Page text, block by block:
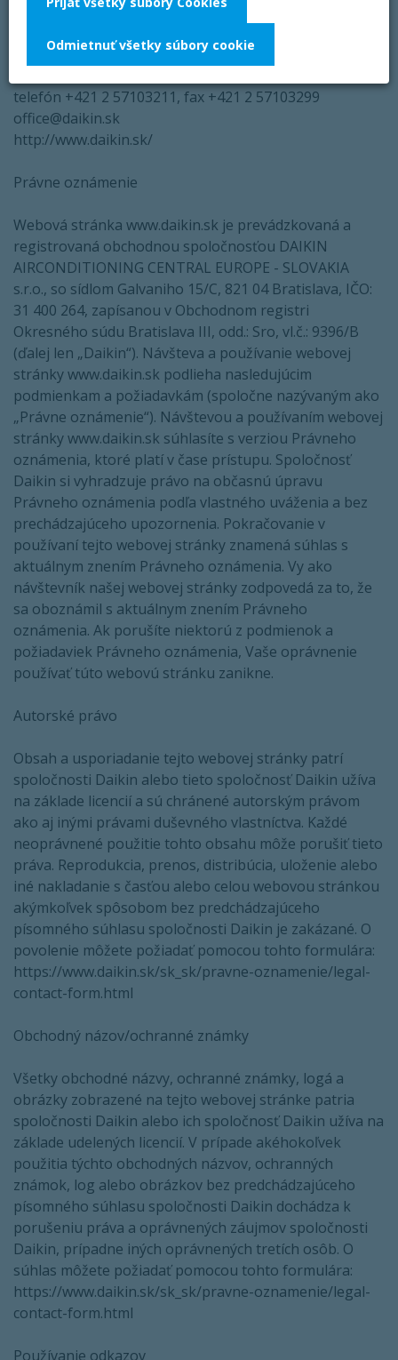
sídlo Galvaniho ul 15/C, 821 04 Bratislava
súdu Bratislava III
telefón +421 2 57103211, fax +421 2 57103299
office@daikin.sk
http://www.daikin.sk/
Právne oznámenie
Webová stránka www.daikin.sk je prevádzkovaná a
registrovaná obchodnou spoločnosťou DAIKIN
AIRCONDITIONING CENTRAL EUROPE - SLOVAKIA
s.r.o., so sídlom Galvaniho 15/C, 821 04 Bratislava, IČO:
31 400 264, zapísanou v Obchodnom registri
Okresného súdu Bratislava III, odd.: Sro, vl.č.: 9396/B
(ďalej len „Daikin“). Návšteva a používanie webovej
stránky www.daikin.sk podlieha nasledujúcim
podmienkam a požiadavkám (spoločne nazývaným ako
„Právne oznámenie“). Návštevou a používaním webovej
stránky www.daikin.sk súhlasíte s verziou Právneho
oznámenia, ktoré platí v čase prístupu. Spoločnosť
Daikin si vyhradzuje právo na občasnú úpravu
Právneho oznámenia podľa vlastného uváženia a bez
prechádzajúceho upozornenia. Pokračovanie v
používaní tejto webovej stránky znamená súhlas s
aktuálnym znením Právneho oznámenia. Vy ako
návštevník našej webovej stránky zodpovedá za to, že
sa oboznámil s aktuálnym znením Právneho
oznámenia. Ak porušíte niektorú z podmienok a
požiadaviek Právneho oznámenia, Vaše oprávnenie
používať túto webovú stránku zanikne.
Autorské právo
Obsah a usporiadanie tejto webovej stránky patrí
spoločnosti Daikin alebo tieto spoločnosť Daikin užíva
na základe licencií a sú chránené autorským právom
ako aj inými právami duševného vlastníctva. Každé
neoprávnené použitie tohto obsahu môže porušiť tieto
práva. Reprodukcia, prenos, distribúcia, uloženie alebo
iné nakladanie s časťou alebo celou webovou stránkou
akýmkoľvek spôsobom bez predchádzajúceho
písomného súhlasu spoločnosti Daikin je zakázané. O
povolenie môžete požiadať pomocou tohto formulára:
https://www.daikin.sk/sk_sk/pravne-oznamenie/legal-
contact-form.html
Obchodný názov/ochranné známky
Všetky obchodné názvy, ochranné známky, logá a
obrázky zobrazené na tejto webovej stránke patria
spoločnosti Daikin alebo ich spoločnosť Daikin užíva na
základe udelených licencií. V prípade akéhokoľvek
použitia týchto obchodných názvov, ochranných
známok, log alebo obrázkov bez predchádzajúceho
písomného súhlasu spoločnosti Daikin dochádza k
porušeniu práva a oprávnených záujmov spoločnosti
Daikin, prípadne iných oprávnených tretích osôb. O
súhlas môžete požiadať pomocou tohto formulára:
https://www.daikin.sk/sk_sk/pravne-oznamenie/legal-
contact-form.html
Používanie odkazov
Odmietnuť všetky súbory cookie